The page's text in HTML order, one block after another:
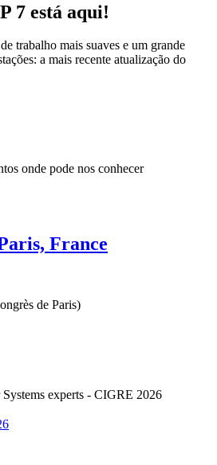
7 está aqui!
trabalho mais suaves e um grande
a mais recente atualização do
onde pode nos conhecer
France
de Paris)
experts - CIGRE 2026